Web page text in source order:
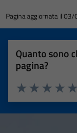
Pagina aggiornata il
Quanto sono
pagina?
Valuta 3
Valuta 2
Valuta 1 stelle su